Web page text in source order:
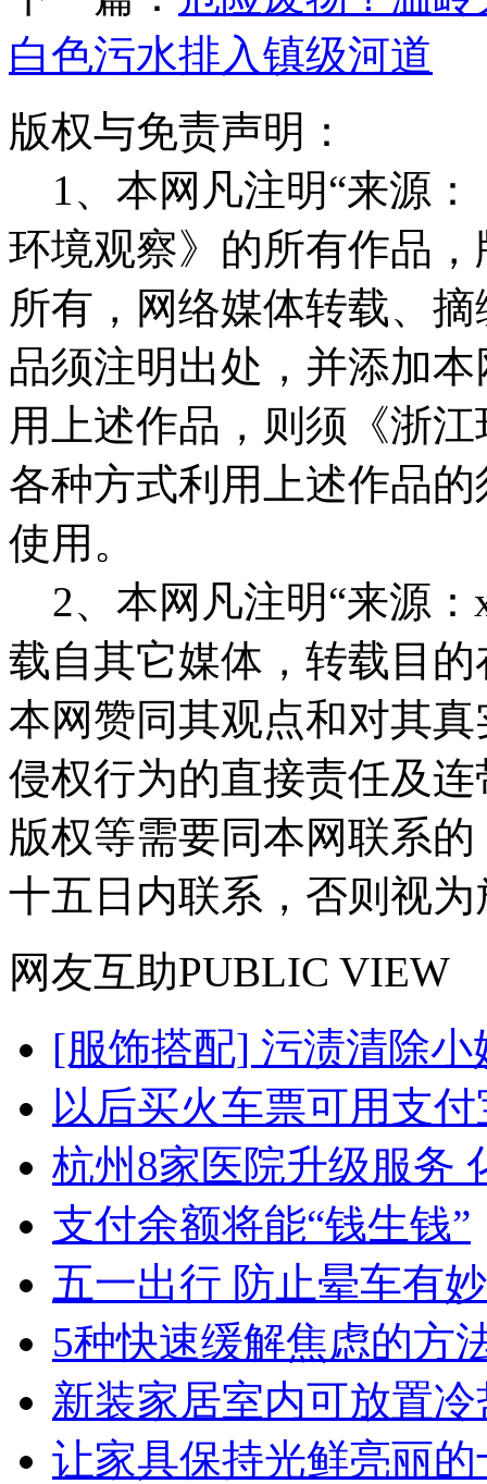
白色污水排入镇级河道
版权与免责声明：
1、本网凡注明“来源：
环境观察》的所有作品
所有，网络媒体转载、
品须注明出处，并添加
用上述作品，则须《浙
各种方式利用上述作品
使用。
2、本网凡注明“来源：
载自其它媒体，转载目
本网赞同其观点和对其
侵权行为的直接责任及
版权等需要同本网联系
十五日内联系，否则视
网友互助PUBLIC VIEW
[服饰搭配] 污渍清除小
以后买火车票可用支
杭州8家医院升级服务
支付余额将能“钱生钱”
五一出行 防止晕车有
5种快速缓解焦虑的方
新装家居室内可放置
让家具保持光鲜亮丽